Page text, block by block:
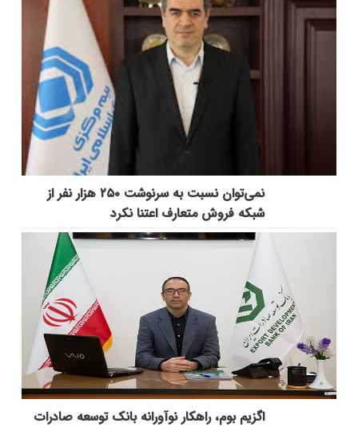
نمی‌توان نسبت به سرنوشت ۲۵۰ هزار نفر از
شبکه فروش متعارف اعتنا نکرد
اگزیم بوم، راهکار نوآورانه بانک توسعه صادرات